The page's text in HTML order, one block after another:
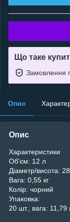
Що таке
Замовлення
Опис
Опис
Характеристики
Об'єм: 12 л
Діаметр/висота:
Вага: 0,55 кг
Колір: чорний
Упаковка:
20 шт., вага: 11,79